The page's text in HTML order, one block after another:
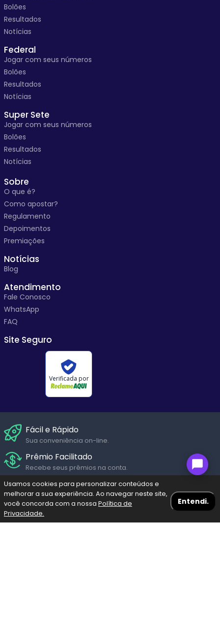
Bolões
Bolões
Resultados
Notícias
Federal
Jogar com seus números
Bolões
Resultados
Notícias
Super Sete
Jogar com seus números
Bolões
Resultados
Notícias
Sobre
O que é?
Como apostar?
Regulamento
Depoimentos
Premiações
Notícias
Blog
Atendimento
Fale Conosco
WhatsApp
FAQ
Site Seguro
Verificada por
Fácil e Rápido
Sua conveniência on-line.
Prêmio Facilitado
Recebe seus prêmios na conta.
Suporte Humanizado
Fale com um de nossos atendentes em diversos canais de
Seg. a Sáb.
Pagamento Seguro
Navegação Blog
Usamos cookies para personalizar conteúdos e
melhorar a sua experiência. Ao navegar neste site,
você concorda com a nossa Política de
Privacidade.
Entendi.